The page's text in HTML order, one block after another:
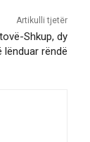
Artikulli tjetër
Shkup, dy
lënduar rëndë